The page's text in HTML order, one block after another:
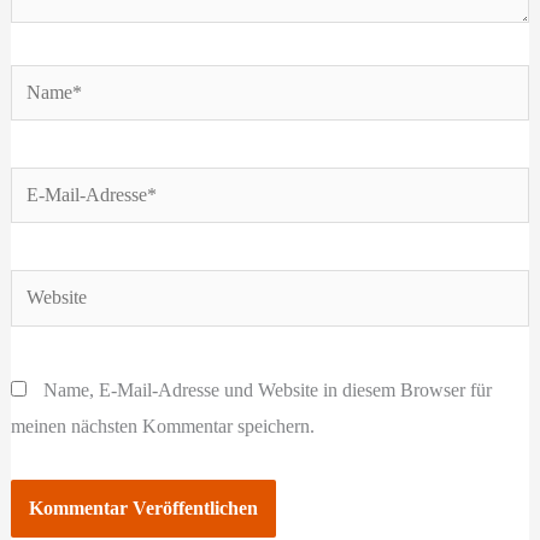
Name*
E-
Mail-
Website
Name, E-Mail-Adresse und Website in diesem Browser für
meinen nächsten Kommentar speichern.